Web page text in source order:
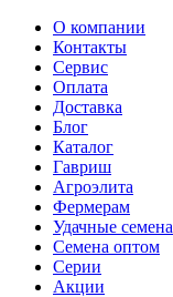
О компании
Контакты
Сервис
Оплата
Доставка
Блог
Каталог
Гавриш
Агроэлита
Фермерам
Удачные семена
Семена оптом
Серии
Акции